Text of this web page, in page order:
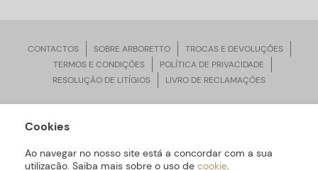
CONTACTOS SOBRE ARBORETTO
TROCAS E DEVOLUÇÕES
TERMOS E CONDIÇÕES
POLÍTICA DE PRIVACIDADE
RESOLUÇÃO DE LITÍGIOS
LIVRO DE RECLAMAÇÕES
ARBORETTO © Todos os Direitos Reservados | Desenvolvido por
Cookies
Ao navegar no nosso site está a concordar com a sua
utilização. Saiba mais sobre o uso de cookie.